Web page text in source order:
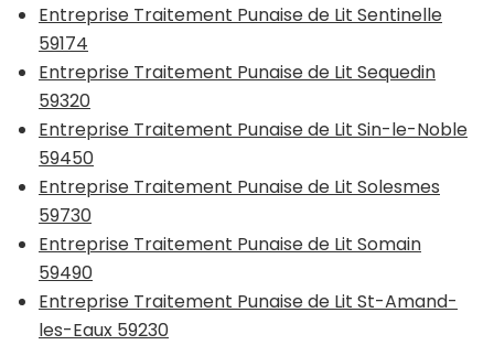
Entreprise Traitement Punaise de Lit Sentinelle
59174
Entreprise Traitement Punaise de Lit Sequedin
59320
Entreprise Traitement Punaise de Lit Sin-le-Noble
59450
Entreprise Traitement Punaise de Lit Solesmes
59730
Entreprise Traitement Punaise de Lit Somain
59490
Entreprise Traitement Punaise de Lit St-Amand-
les-Eaux 59230